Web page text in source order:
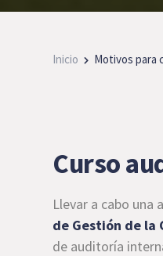
Inicio Motivos para
Curso
Llevar a cabo
de Gestión de la
de auditoría